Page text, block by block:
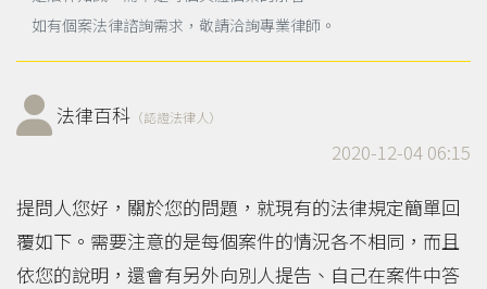
如有個案法律諮詢需求，敬請洽詢專業律師。
法律百科 （認證法律人）
2020-12-04 06:15
提問人您好，關於您的問題，就現有的法律規定簡單回
覆如下。需要注意的是每個案件的情況各不相同，而且
依您的說明，還會有另外向別人提告、自己在案件中答